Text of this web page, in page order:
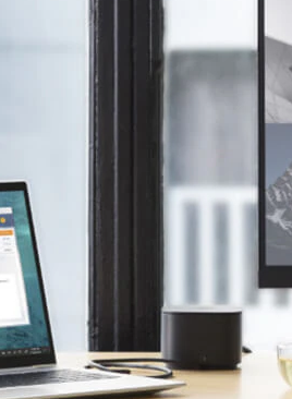
— це найшвидші та
ПК з ОС